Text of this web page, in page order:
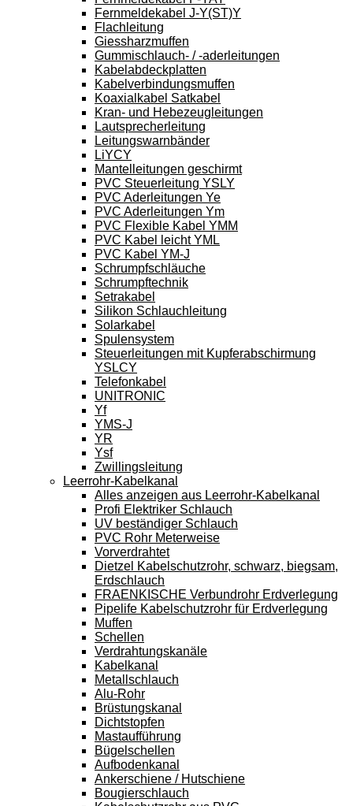
Fernmeldekabel J-Y(ST)Y
Flachleitung
Giessharzmuffen
Gummischlauch- / -aderleitungen
Kabelabdeckplatten
Kabelverbindungsmuffen
Koaxialkabel Satkabel
Kran- und Hebezeugleitungen
Lautsprecherleitung
Leitungswarnbänder
LiYCY
Mantelleitungen geschirmt
PVC Steuerleitung YSLY
PVC Aderleitungen Ye
PVC Aderleitungen Ym
PVC Flexible Kabel YMM
PVC Kabel leicht YML
PVC Kabel YM-J
Schrumpfschläuche
Schrumpftechnik
Setrakabel
Silikon Schlauchleitung
Solarkabel
Spulensystem
Steuerleitungen mit Kupferabschirmung
YSLCY
Telefonkabel
UNITRONIC
Yf
YMS-J
YR
Ysf
Zwillingsleitung
Leerrohr-Kabelkanal
Alles anzeigen aus Leerrohr-Kabelkanal
Profi Elektriker Schlauch
UV beständiger Schlauch
PVC Rohr Meterweise
Vorverdrahtet
Dietzel Kabelschutzrohr, schwarz, biegsam,
Erdschlauch
FRAENKISCHE Verbundrohr Erdverlegung
Pipelife Kabelschutzrohr für Erdverlegung
Muffen
Schellen
Verdrahtungskanäle
Kabelkanal
Metallschlauch
Alu-Rohr
Brüstungskanal
Dichtstopfen
Mastaufführung
Bügelschellen
Aufbodenkanal
Ankerschiene / Hutschiene
Bougierschlauch